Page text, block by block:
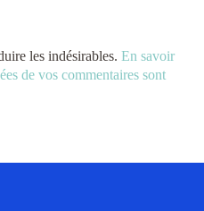
les indésirables. En savoir
de vos commentaires sont